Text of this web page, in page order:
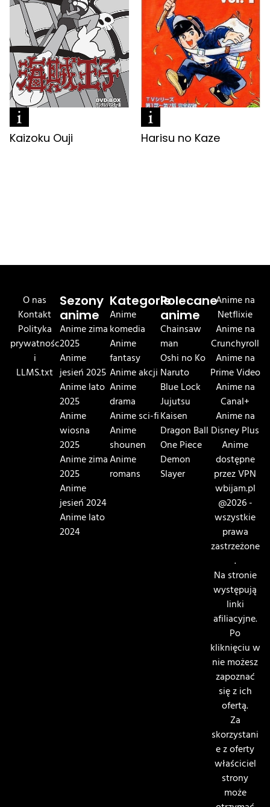
Kaizoku Ouji Harisu no Kaze
O nas
Kontakt
Polityka
prywatnośc
i
LLMS.txt
Sezony
anime
Anime zima
2025
Anime
jesień 2025
Anime lato
2025
Anime
wiosna
2025
Anime zima
2025
Anime
jesień 2024
Anime lato
2024
Kategorie
Anime
komedia
Anime
fantasy
Anime akcji
Anime
drama
Anime sci-fi
Anime
shounen
Anime
romans
Polecane
anime
Chainsaw
man
Oshi no Ko
Naruto
Blue Lock
Jujutsu
Kaisen
Dragon Ball
One Piece
Demon
Slayer
Anime na
Netflixie
Anime na
Crunchyroll
Anime na
Prime Video
Anime na
Canal+
Anime na
Disney Plus
Anime
dostępne
przez VPN
wbijam.pl
@2026 -
wszystkie
prawa
zastrzeżone
.
Na stronie
występują
linki
afiliacyjne.
Po
kliknięciu w
nie możesz
zapoznać
się z ich
ofertą.
Za
skorzystani
e z oferty
właściciel
strony
może